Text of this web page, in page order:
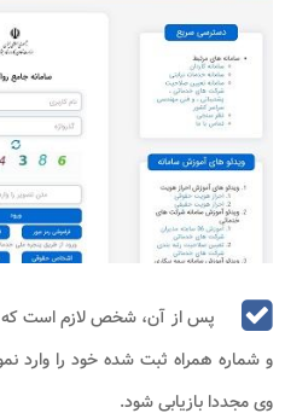
پس از آن، شخص لازم است که
و شماره همراه ثبت شده خود را وارد
وی مجددا بازیابی شود.